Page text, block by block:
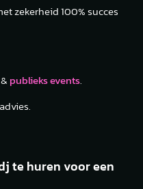
zekerheid 100% succes
publieks events.
te huren voor een